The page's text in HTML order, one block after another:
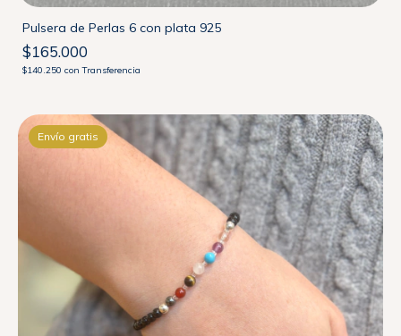
Pulsera de Perlas 6 con plata 925
$165.000
$140.250 con Transferencia
Envío gratis